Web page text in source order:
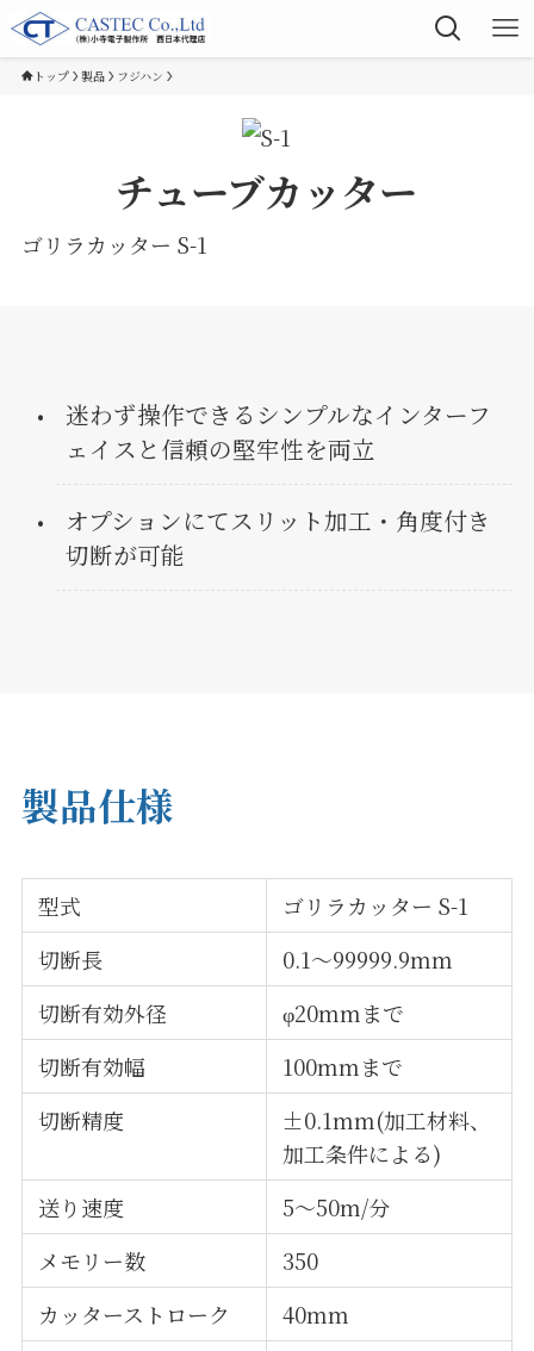
トップ 製品 フジハン
チューブカッター
ゴリラカッター S-1
迷わず操作できるシンプルなインターフ
ェイスと信頼の堅牢性を両立
オプションにてスリット加工・角度付き
切断が可能
製品仕様
型式
ゴリラカッター S-1
切断長
0.1～99999.9mm
切断有効外径
φ20mmまで
切断有効幅
100mmまで
切断精度
±0.1mm(加工材料、
加工条件による)
送り速度
5～50m/分
メモリー数
350
カッターストローク
40mm